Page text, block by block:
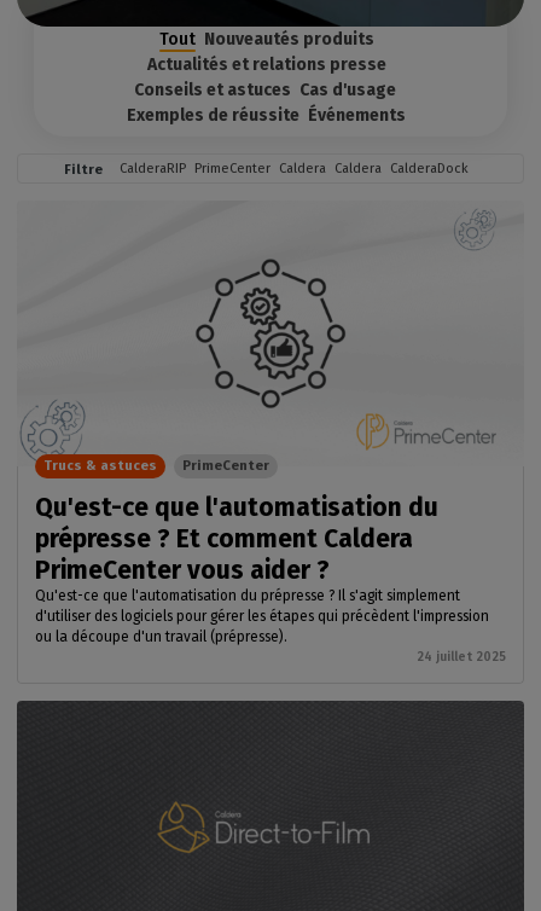
Tout Nouveautés produits
Actualités et relations presse
Conseils et astuces Cas d'usage
Exemples de réussite Événements
Filtre CalderaRIP PrimeCenter Caldera Caldera CalderaDock
Qu'est-ce que l'automatisation du
prépresse ? Et comment Caldera
PrimeCenter vous aider ?
Qu'est-ce que l'automatisation du prépresse ? Il s'agit simplement
d'utiliser des logiciels pour gérer les étapes qui précèdent l'impression
ou la découpe d'un travail (prépresse).
24 juillet 2025
Trucs & astuces PrimeCenter